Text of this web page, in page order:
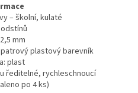
– školní, kulaté
mm
plastový barevník
plast
ředitelné, rychleschnoucí
po 4 ks)